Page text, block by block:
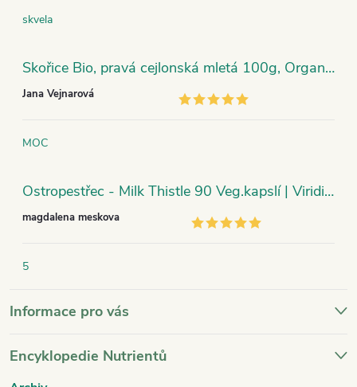
skvela
Skořice Bio, pravá cejlonská mletá 100g, Organic India
Jana Vejnarová
MOC
Ostropestřec - Milk Thistle 90 Veg.kapslí | Viridian
magdalena meskova
5
Informace pro vás
Encyklopedie Nutrientů